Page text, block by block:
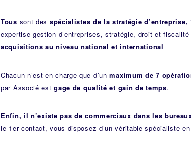
Tous sont des spécialistes de la stratégie
expertise gestion d’entreprises, stratégie, droit et
acquisitions au niveau national et international
Chacun n’est en charge que d’unmaximum de 7
par Associé estgage de qualité et gain de temps.
Enfin, il n’existe pas de commerciaux dans les
le 1er contact, vous disposez d’un véritable spécialiste